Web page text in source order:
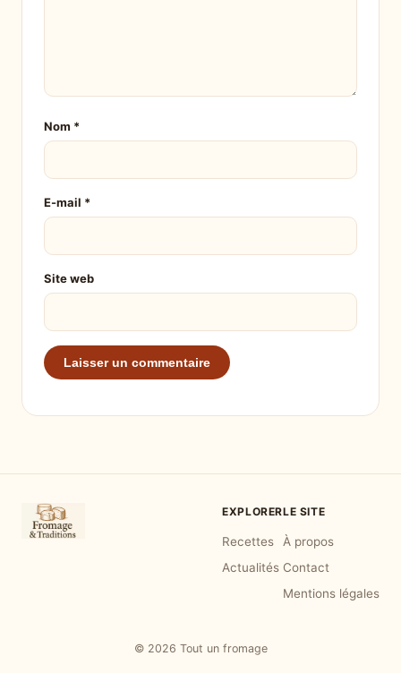
Nom *
E-mail *
Site web
EXPLORER
Recettes
Actualités
LE SITE
À propos
Contact
Mentions légales
© 2026 Tout un fromage